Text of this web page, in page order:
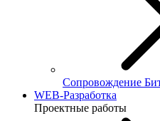
Сопровождение
WEB-Разработка
Проектные работы